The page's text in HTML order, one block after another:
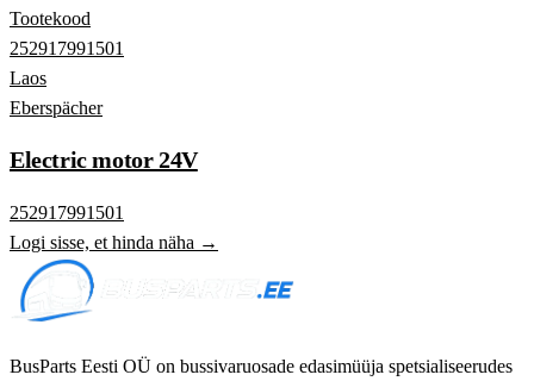
Tootekood
252917991501
Laos
Eberspächer
Electric motor 24V
252917991501
Logi sisse, et hinda näha →
BusParts Eesti OÜ on bussivaruosade edasimüüja spetsialiseerudes